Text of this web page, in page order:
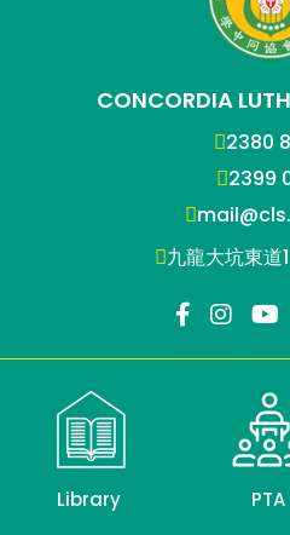
CONCORDIA
2380
2399
九龍大坑東道
Library PTA